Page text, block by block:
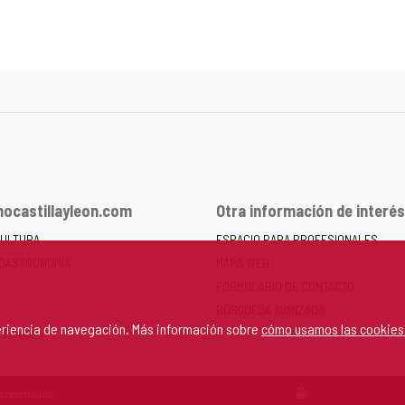
de navegación. Más información sobre cómo usamos las
Otra información de interés
ESPACIO PARA PROFESIONALES